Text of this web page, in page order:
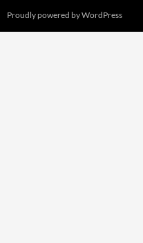
Proudly powered by WordPress